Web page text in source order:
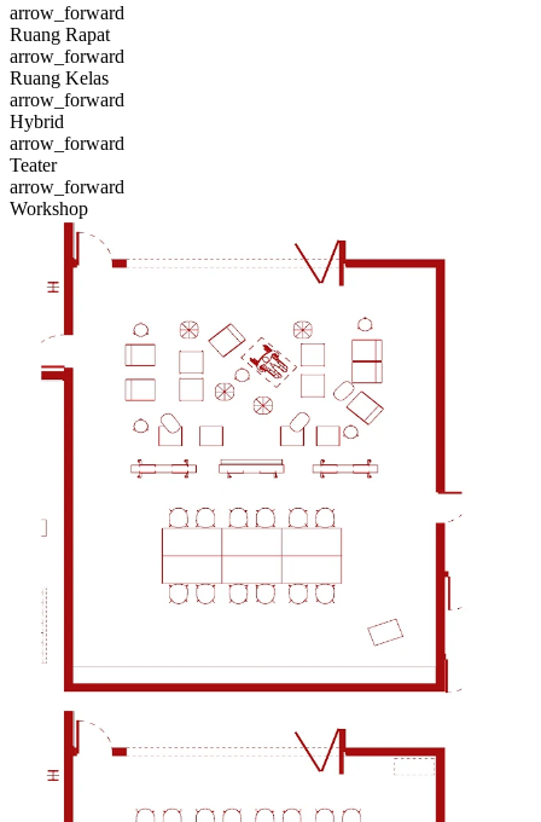
arrow_forward
Ruang Rapat
arrow_forward
Ruang Kelas
arrow_forward
Hybrid
arrow_forward
Teater
arrow_forward
Workshop